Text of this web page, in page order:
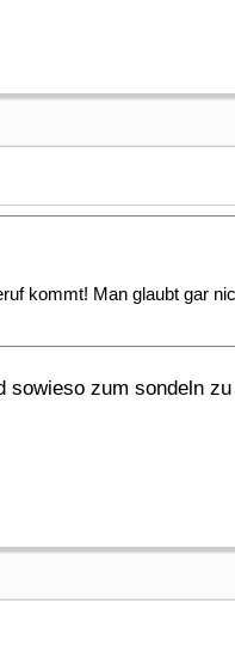
kommt! Man glaubt gar
sowieso zum sondeln